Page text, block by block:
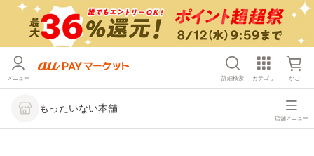
メニュー 詳細検索 カテゴリ かご
もったいない本舗
店舗メニュー